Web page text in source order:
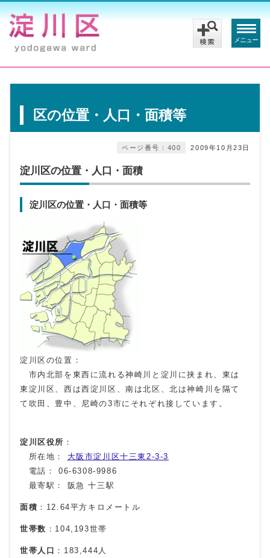
メニュー
区の位置・人口・面積等
2009年10月23日
ページ番号：400
淀川区の位置・人口・面積
淀川区の位置・人口・面積等
淀川区の位置：
市内北部を東西に流れる神崎川と淀川に挟まれ、東は
東淀川区、西は西淀川区、南は北区、北は神崎川を隔て
て吹田、豊中、尼崎の3市にそれぞれ接しています。
淀川区役所 ：
所在地： 大阪市淀川区十三東2-3-3
電話： 06-6308-9986
最寄駅： 阪急 十三駅
面積 ：12.64平方キロメートル
世帯数 ：104,193世帯
世帯人口 ：183,444人